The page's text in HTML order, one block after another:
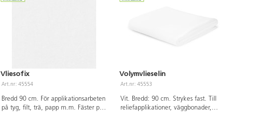
Vliesofix
Art.nr: 45554
Bredd 90 cm. För applikationsarbeten
på tyg, filt, trä, papp m.m. Fäster på
Volymvlieselin
Art.nr: 45553
Vit. Bredd: 90 cm. Strykes fast. Till
reliefapplikationer, väggbonader,